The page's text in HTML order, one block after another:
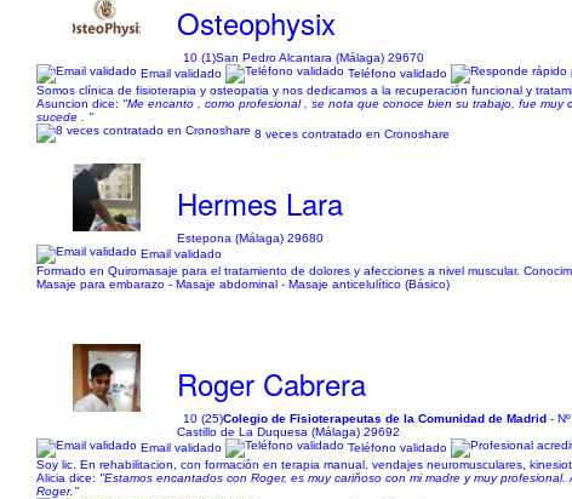
Osteophysix
10 (1)San Pedro Alcantara (Málaga) 29670
Email validado
Teléfono validado
Somos clínica de fisioterapia y osteopatia y nos dedicamos a la recuperación funcional y
Asuncion dice: "Me encanto , como profesional , se nota que conoce bien su trabajo, fue
sucede . "
8 veces contratado en Cronoshare
Hermes Lara
Estepona (Málaga) 29680
Email validado
Formado en Quiromasaje para el tratamiento de dolores y afecciones a nivel muscular.
Masaje para embarazo - Masaje abdominal - Masaje anticelulítico (Básico)
Roger Cabrera
10 (25)Colegio de Fisioterapeutas de la Comunidad de Madrid -
Castillo de La Duquesa (Málaga) 29692
Email validado
Teléfono validado
Soy lic. En rehabilitacion, con formación en terapia manual, vendajes neuromusculares,
Alicia dice: "Estamos encantados con Roger, es muy cariňoso con mi madre y muy
Roger."